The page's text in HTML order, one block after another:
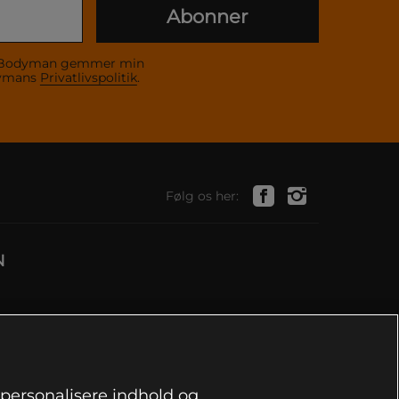
gemmer min
Privatlivspolitik.
Abonner
Følg os her: